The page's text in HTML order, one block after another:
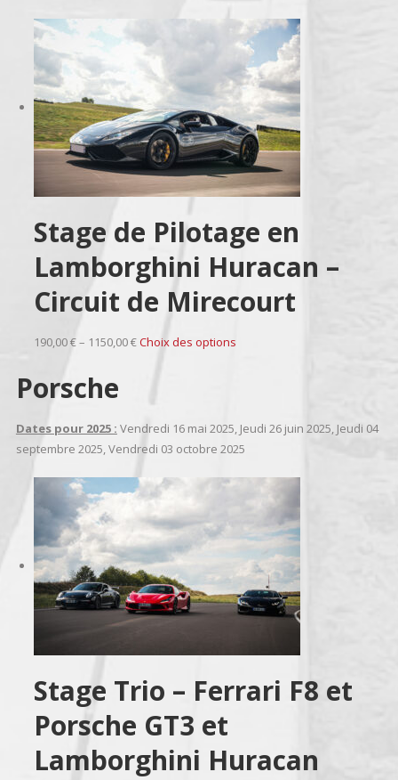
Stage de Pilotage en
Lamborghini Huracan –
Circuit de Mirecourt
190,00 € – 1150,00 €Choix des options
Porsche
Dates pour 2025 : Vendredi 16 mai 2025, Jeudi 26 juin 2025, Jeudi 04
septembre 2025, Vendredi 03 octobre 2025
Stage Trio – Ferrari F8 et
Porsche GT3 et
Lamborghini Huracan